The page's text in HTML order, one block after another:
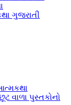
ગુજરાતી
વાળા પુસ્તકોનો